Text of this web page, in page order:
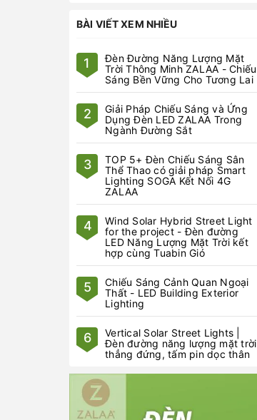
BÀI VIẾT XEM NHIỀU
1
Đèn Đường Năng Lượng Mặt
Trời Thông Minh ZALAA - Chiếu
Sáng Bền Vững Cho Tương Lai
2
Giải Pháp Chiếu Sáng và Ứng
Dụng Đèn LED ZALAA Trong
Ngành Đường Sắt
3
TOP 5+ Đèn Chiếu Sáng Sân
Thể Thao có giải pháp Smart
Lighting SOGA Kết Nối 4G
ZALAA
4
Wind Solar Hybrid Street Light
for the project - Đèn đường
LED Năng Lượng Mặt Trời kết
hợp cùng Tuabin Gió
5
Chiếu Sáng Cảnh Quan Ngoại
Thất - LED Building Exterior
Lighting
6
Vertical Solar Street Lights |
Đèn đường năng lượng mặt trời
thẳng đứng, tấm pin dọc thân